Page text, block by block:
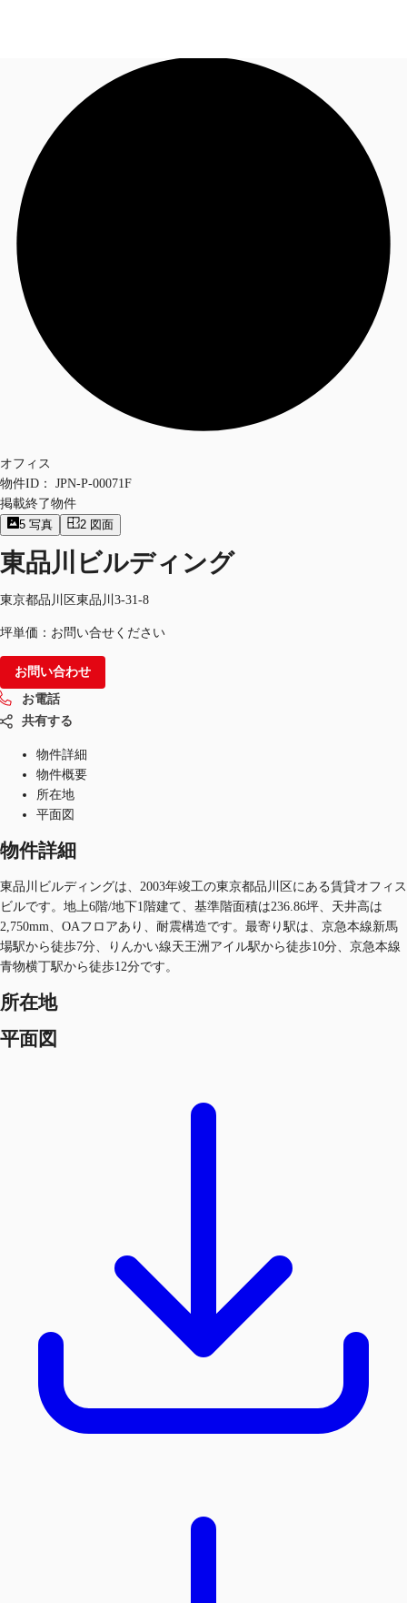
オフィス・事務所
倉庫・物流センター
お電話
オフィス
物件ID：
JPN-P-00071F
掲載終了物件
5 写真 2 図面
東品川ビルディング
東京都品川区東品川3-31-8
坪単価：お問い合せください
お問い合わせ
お電話
共有する
物件詳細
物件概要
所在地
平面図
物件詳細
東品川ビルディングは、2003年竣工の東京都品川区にある賃貸オフィス
ビルです。地上6階/地下1階建て、基準階面積は236.86坪、天井高は
2,750mm、OAフロアあり、耐震構造です。最寄り駅は、京急本線新馬
場駅から徒歩7分、りんかい線天王洲アイル駅から徒歩10分、京急本線
青物横丁駅から徒歩12分です。
所在地
平面図